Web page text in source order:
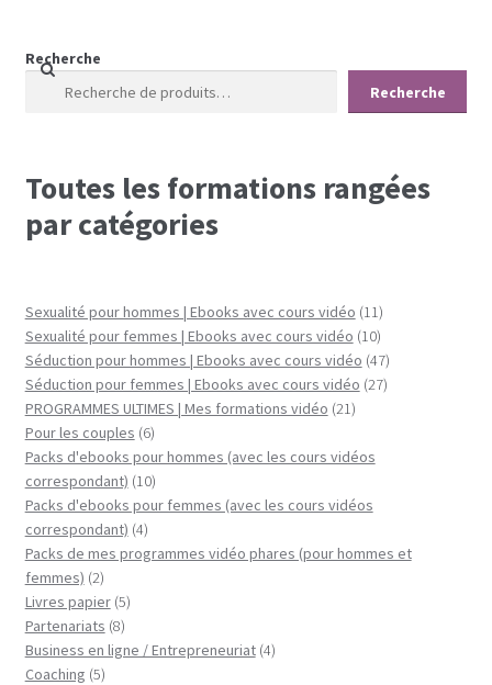
Recherche
Recherche
Toutes les formations rangées
par catégories
Sexualité pour hommes | Ebooks avec cours vidéo 1111
produits
Sexualité pour femmes | Ebooks avec cours vidéo 1010
produits
Séduction pour hommes | Ebooks avec cours vidéo 4747
produits
Séduction pour femmes | Ebooks avec cours vidéo 2727
PROGRAMMES ULTIMES | Mes formations vidéo 2121
Pour les couples 66
produits
Packs d'ebooks pour hommes (avec les cours vidéos
correspondant) 1010
produits
Packs d'ebooks pour femmes (avec les cours vidéos
correspondant) 44
produits
Packs de mes programmes vidéo phares (pour hommes et
femmes) 22
produits
Livres papier 55
Partenariats 88
produits
Business en ligne / Entrepreneuriat 44
Coaching 55